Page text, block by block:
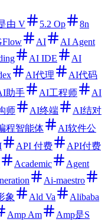
由 V 5.2 Op
8n
AI
AI Agent
AI IDE
AI
AI代理
AI代码
助手 AI工程师
AI
师 AI终端
AI结对
程智能体
AI软件公
API 付费
API付费
Academic
Agent
Ai-maestro
象 Ald Va
Alibaba
Amp Am
Amp是S